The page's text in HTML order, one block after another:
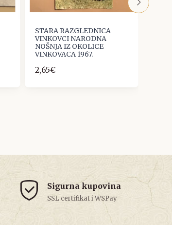
STARA RAZGLEDNICA
VINKOVCI NARODNA
NOŠNJA IZ OKOLICE
VINKOVACA 1967.
2,65€
Sigurna kupovina
SSL certifikat i WSPay